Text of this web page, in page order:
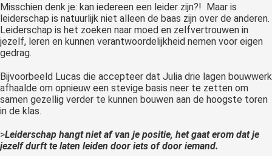
Misschien denk je: kan iedereen een leider zijn?! Maar is
leiderschap is natuurlijk niet alleen de baas zijn over de anderen.
Leiderschap is het zoeken naar moed en zelfvertrouwen in
jezelf, leren en kunnen verantwoordelijkheid nemen voor eigen
gedrag.
Bijvoorbeeld Lucas die accepteer dat Julia drie lagen bouwwerk
afhaalde om opnieuw een stevige basis neer te zetten om
samen gezellig verder te kunnen bouwen aan de hoogste toren
in de klas.
>Leiderschap hangt niet af van je positie, het gaat erom dat je
jezelf durft te laten leiden door iets of door iemand.